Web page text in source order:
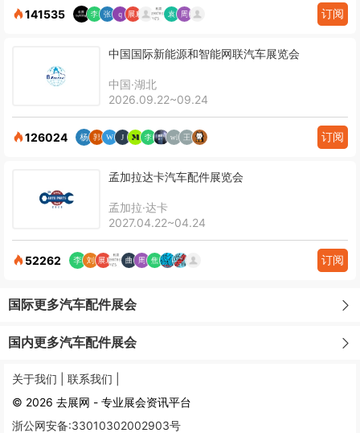
141535 订阅
中国国际新能源和智能网联汽车展览会
中国·湖北
2026.09.22~09.24
126024 订阅
孟加拉达卡汽车配件展览会
孟加拉·达卡
2027.04.22~04.24
52262 订阅
国际更多汽车配件展会
国内更多汽车配件展会
关于我们 | 联系我们 |
© 2026 去展网 - 专业展会资讯平台
浙公网安备:33010302002903号